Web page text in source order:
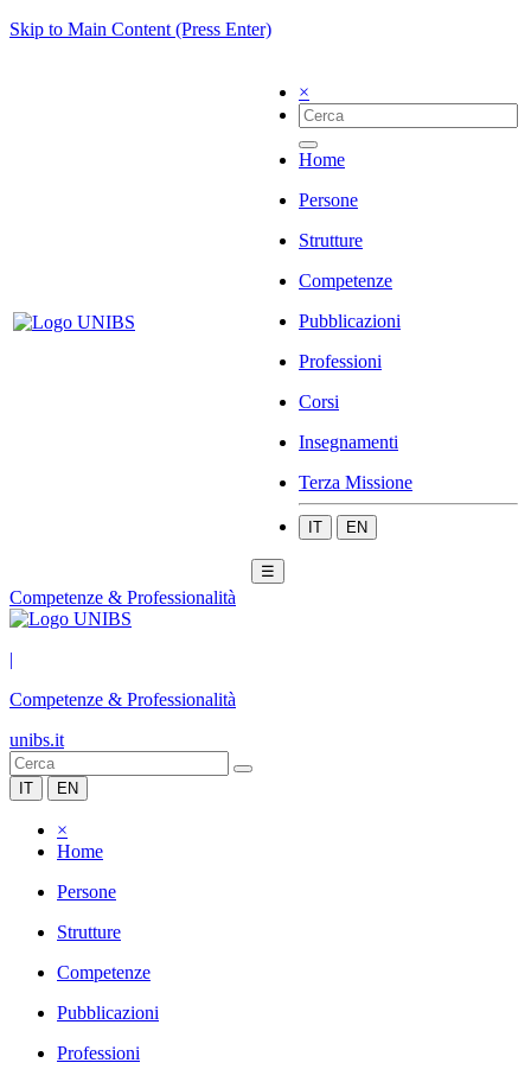
Skip to Main Content (Press Enter)
×
Home
Persone
Strutture
Competenze
Pubblicazioni
Professioni
Corsi
Insegnamenti
Terza Missione
IT EN
☰
Competenze & Professionalità
|
Competenze & Professionalità
unibs.it
IT EN
×
Home
Persone
Strutture
Competenze
Pubblicazioni
Professioni